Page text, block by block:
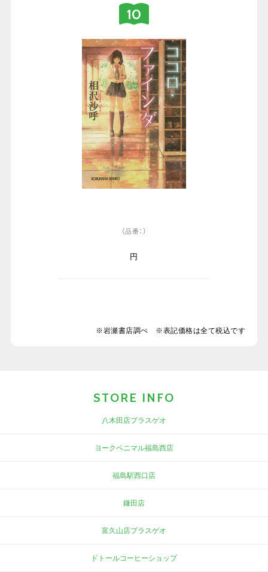
（品番：）
円
※岩瀬書店調べ ※表記価格は全て税込です
STORE INFO
八木田店プラスゲオ
ヨークベニマル福島西店
福島駅西口店
鎌田店
富久山店プラスゲオ
ドトールコーヒーショップ